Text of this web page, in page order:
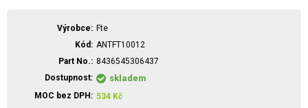
Výrobce
Fte
Kód
ANTFT10012
Part No.
8436545306437
Dostupnost
skladem
MOC bez DPH 534 Kč